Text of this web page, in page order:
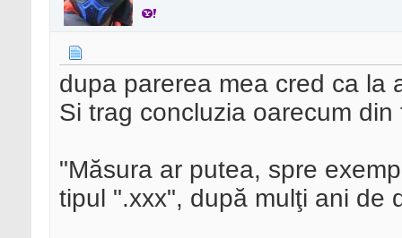
dupa parerea mea cred ca la
Si trag concluzia oarecum din
"Măsura ar putea, spre
tipul ".xxx", după mulţi ani de